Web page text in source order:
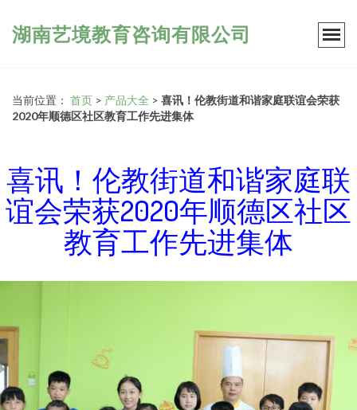
湖南艺境教育咨询有限公司
当前位置： 首页 > 产品大全 > 喜讯！伦教街道和谐家庭联谊会荣获
2020年顺德区社区教育工作先进集体
喜讯！伦教街道和谐家庭联
谊会荣获2020年顺德区社区
教育工作先进集体